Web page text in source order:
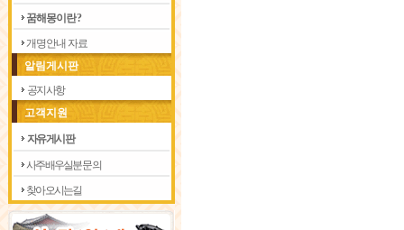
꿈 해 몽 이 란 ?
개 명 안 내 자 료
알림게시판
공지사항
고객지원
자유게시판
사주 배우실분 문의
찾아 오시는길